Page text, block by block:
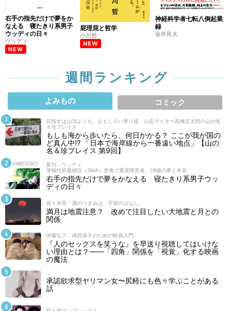
右手の指先だけで夢をか
なえる 寝たきり系男子
ウッディの日々
ウッディ
NEW
屁理屈と哲学
小川哲
NEW
神経科学者七転八倒起業
録
金井良太
週間ランキング
よみもの コミック
目指すは山頂よりも、おもしろい寄り道 山岳ライター高橋庄太郎の山の名
＆珍プレイス
もしも海から歩いたら、何日かかる？ ここが我が国の
ど真ん中!? 「日本で海岸線から一番遠い地点」【山の
名＆珍プレイス 第9回】
新刊 : ウッディ
脊髄性筋萎縮症（SMA）患者で重度障害者。28歳の夢と本音
右手の指先だけで夢をかなえる 寝たきり系男子ウッ
ディの日々
佐々木亮「酒のつまみは、宇宙のはなし」
満月は地震注意？ 改めて注目したい大地震と月との
関係
伊藤弘了「感想迷子のための映画入門」
『人のセックスを笑うな』を早送り視聴してはいけな
い理由とは？――「四角」関係を「視覚」化する映画
の魔法
承認欲求型ヤリマン女〜尻軽にも色々学ぶことがある
話